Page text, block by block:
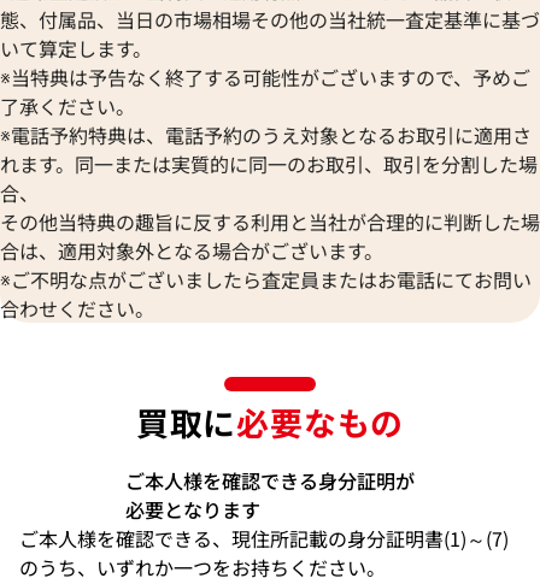
態、付属品、当日の市場相場その他の当社統一査定基準に基づ
いて算定します。
※当特典は予告なく終了する可能性がございますので、予めご
了承ください。
※電話予約特典は、電話予約のうえ対象となるお取引に適用さ
れます。同一または実質的に同一のお取引、取引を分割した場
合、
その他当特典の趣旨に反する利用と当社が合理的に判断した場
合は、適用対象外となる場合がございます。
※ご不明な点がございましたら査定員またはお電話にてお問い
合わせください。
買取に必要なもの
ご本人様を確認できる身分証明が
必要となります
ご本人様を確認できる、現住所記載の身分証明書(1)～(7)
のうち、いずれか一つをお持ちください。